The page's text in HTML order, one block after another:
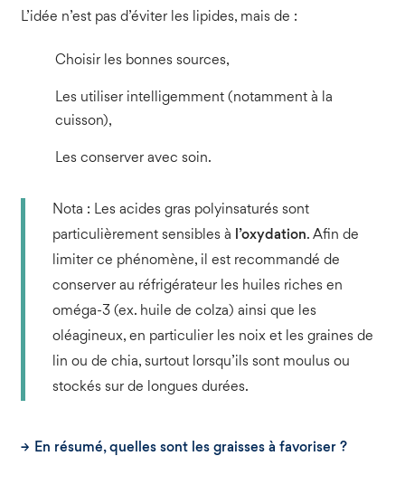
L’idée n’est pas d’éviter les lipides, mais de :
Choisir les bonnes sources,
Les utiliser intelligemment (notamment à la
cuisson),
Les conserver avec soin.
Nota : Les acides gras polyinsaturés sont
particulièrement sensibles à l’oxydation. Afin de
limiter ce phénomène, il est recommandé de
conserver au réfrigérateur les huiles riches en
oméga-3 (ex. huile de colza) ainsi que les
oléagineux, en particulier les noix et les graines de
lin ou de chia, surtout lorsqu’ils sont moulus ou
stockés sur de longues durées.
En résumé, quelles sont les graisses à favoriser ?